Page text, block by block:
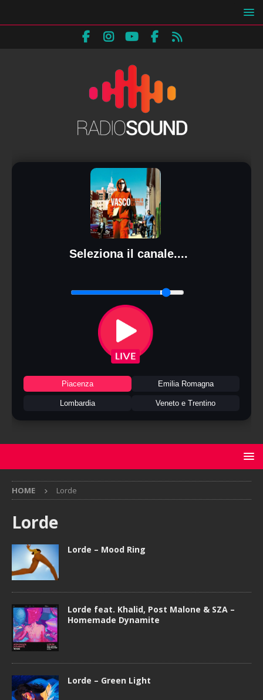
Seleziona il canale....
Piacenza Emilia Romagna
Lombardia Veneto e Trentino
HOME Lorde
Lorde
Lorde – Mood Ring
Lorde feat. Khalid, Post Malone & SZA –
Homemade Dynamite
Lorde – Green Light